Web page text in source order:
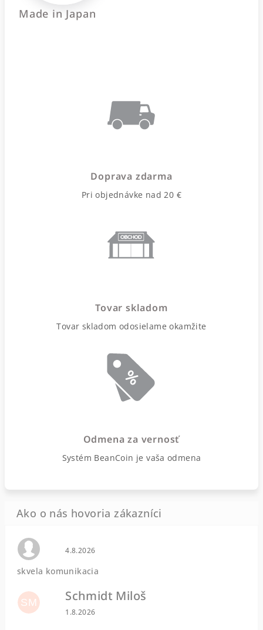
Made in Japan
Doprava zdarma
Pri objednávke nad 20 €
Tovar skladom
Tovar skladom odosielame okamžite
Odmena za vernosť
Systém BeanCoin je vaša odmena
Hodnotenie obchodu je 0 z 5 hviezdičiek.
4.8.2026
skvela komunikacia
SM Schmidt Miloš
Hodnotenie obchodu je 5 z 5 hviezdičiek.
1.8.2026